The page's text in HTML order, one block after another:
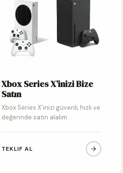
Xbox Series X’inizi Bize
Satın
Xbox Series X’inizi güvenli, hızlı ve
değerinde satın alalım
TEKLIF AL